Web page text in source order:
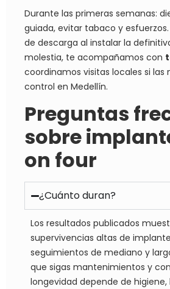
Durante las primeras semanas:
guiada, evitar tabaco y esfuerzos.
de descarga al instalar la
molestia, te acompañamos con
coordinamos visitas locales si las
control en Medellín.
Preguntas
sobre
on four
¿Cuánto duran?
Los resultados publicados
supervivencias altas de
seguimientos de mediano y
que sigas mantenimientos y
longevidad depende de higiene,